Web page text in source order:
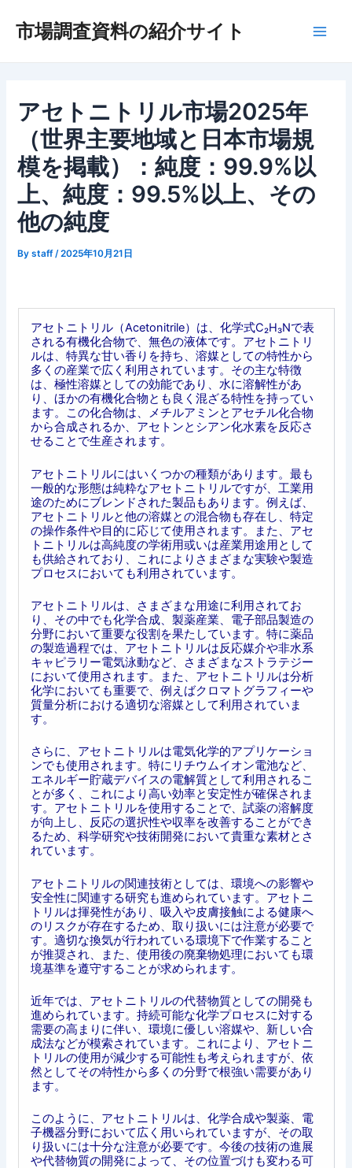
市場調査資料の紹介サイト
アセトニトリル市場2025年
（世界主要地域と日本市場規
模を掲載）：純度：99.9%以
上、純度：99.5%以上、その
他の純度
Bystaff /2025年10月21日
アセトニトリル（Acetonitrile）は、化学式C₂H₃Nで表
される有機化合物で、無色の液体です。アセトニトリ
ルは、特異な甘い香りを持ち、溶媒としての特性から
多くの産業で広く利用されています。その主な特徴
は、極性溶媒としての効能であり、水に溶解性があ
り、ほかの有機化合物とも良く混ざる特性を持ってい
ます。この化合物は、メチルアミンとアセチル化合物
から合成されるか、アセトンとシアン化水素を反応さ
せることで生産されます。
アセトニトリルにはいくつかの種類があります。最も
一般的な形態は純粋なアセトニトリルですが、工業用
途のためにブレンドされた製品もあります。例えば、
アセトニトリルと他の溶媒との混合物も存在し、特定
の操作条件や目的に応じて使用されます。また、アセ
トニトリルは高純度の学術用或いは産業用途用として
も供給されており、これによりさまざまな実験や製造
プロセスにおいても利用されています。
アセトニトリルは、さまざまな用途に利用されてお
り、その中でも化学合成、製薬産業、電子部品製造の
分野において重要な役割を果たしています。特に薬品
の製造過程では、アセトニトリルは反応媒介や非水系
キャピラリー電気泳動など、さまざまなストラテジー
において使用されます。また、アセトニトリルは分析
化学においても重要で、例えばクロマトグラフィーや
質量分析における適切な溶媒として利用されていま
す。
さらに、アセトニトリルは電気化学的アプリケーショ
ンでも使用されます。特にリチウムイオン電池など、
エネルギー貯蔵デバイスの電解質として利用されるこ
とが多く、これにより高い効率と安定性が確保されま
す。アセトニトリルを使用することで、試薬の溶解度
が向上し、反応の選択性や収率を改善することができ
るため、科学研究や技術開発において貴重な素材とさ
れています。
アセトニトリルの関連技術としては、環境への影響や
安全性に関連する研究も進められています。アセトニ
トリルは揮発性があり、吸入や皮膚接触による健康へ
のリスクが存在するため、取り扱いには注意が必要で
す。適切な換気が行われている環境下で作業すること
が推奨され、また、使用後の廃棄物処理においても環
境基準を遵守することが求められます。
近年では、アセトニトリルの代替物質としての開発も
進められています。持続可能な化学プロセスに対する
需要の高まりに伴い、環境に優しい溶媒や、新しい合
成法などが模索されています。これにより、アセトニ
トリルの使用が減少する可能性も考えられますが、依
然としてその特性から多くの分野で根強い需要があり
ます。
このように、アセトニトリルは、化学合成や製薬、電
子機器分野において広く用いられていますが、その取
り扱いには十分な注意が必要です。今後の技術の進展
や代替物質の開発によって、その位置づけも変わる可